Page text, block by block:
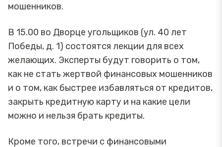
мошенников.
В 15.00 во Дворце угольщиков (ул. 40 лет
Победы, д. 1) состоятся лекции для всех
желающих. Эксперты будут говорить о том,
как не стать жертвой финансовых мошенников
и о том, как быстрее избавляться от кредитов,
закрыть кредитную карту и на какие цели
можно и нельзя брать кредиты.
Кроме того, встречи с финансовыми